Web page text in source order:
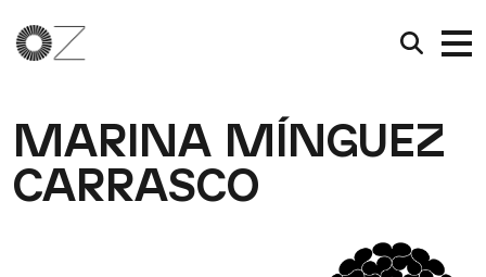
MARINA MÍNGUEZ
CARRASCO